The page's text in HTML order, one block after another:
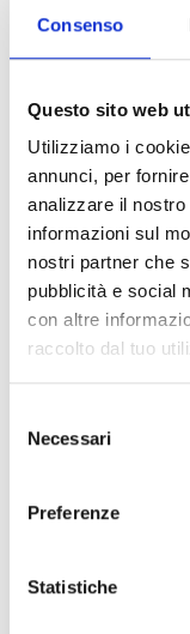
Consenso
Questo sito web
Utilizziamo i
annunci, per
analizzare il
informazioni sul
nostri partner che
pubblicità e social
con altre
raccolto dal tuo
delNecessari
Preferenze
Statistiche
Acessórios
Acessórios
Acessórios
Acessórios da
Documentos
Selecionar
Inicie sessão
através do ícone
LIMPAR